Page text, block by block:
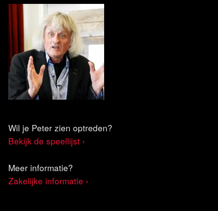
Wil je Peter zien optreden?
Bekijk de speellijst ›
Meer informatie?
Zakelijke informatie ›